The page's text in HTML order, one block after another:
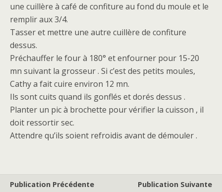
une cuillère à café de confiture au fond du moule et le
remplir aux 3/4.
Tasser et mettre une autre cuillère de confiture
dessus.
Préchauffer le four à 180° et enfourner pour 15-20
mn suivant la grosseur . Si c’est des petits moules,
Cathy a fait cuire environ 12 mn.
Ils sont cuits quand ils gonflés et dorés dessus .
Planter un pic à brochette pour vérifier la cuisson , il
doit ressortir sec.
Attendre qu’ils soient refroidis avant de démouler .
Publication Précédente
Publication Suivante